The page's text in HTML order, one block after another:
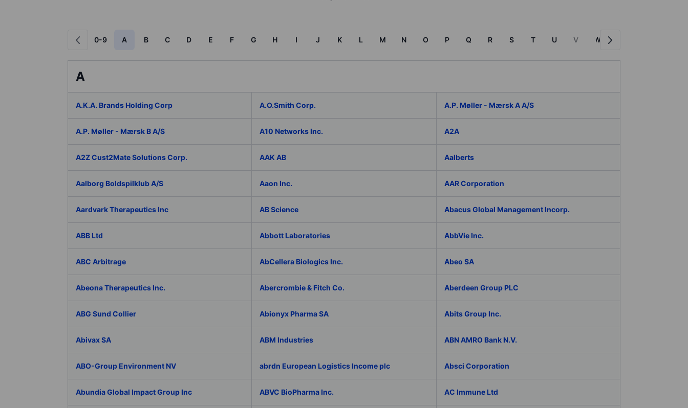
0-9 A B C D E F G H I J K L M N O P Q R S T U V W
A
A.K.A. Brands Holding Corp A.O.Smith Corp. A.P. Møller - Mærsk A A/S
A.P. Møller - Mærsk B A/S A10 Networks Inc. A2A
A2Z Cust2Mate Solutions Corp. AAK AB Aalberts
Aalborg Boldspilklub A/S Aaon Inc. AAR Corporation
Aardvark Therapeutics Inc AB Science Abacus Global Management Incorp.
ABB Ltd Abbott Laboratories AbbVie Inc.
ABC Arbitrage AbCellera Biologics Inc. Abeo SA
Abeona Therapeutics Inc. Abercrombie & Fitch Co. Aberdeen Group PLC
ABG Sund Collier Abionyx Pharma SA Abits Group Inc.
Abivax SA ABM Industries ABN AMRO Bank N.V.
ABO-Group Environment NV abrdn European Logistics Income plc Absci Corporation
Abundia Global Impact Group Inc ABVC BioPharma Inc. AC Immune Ltd